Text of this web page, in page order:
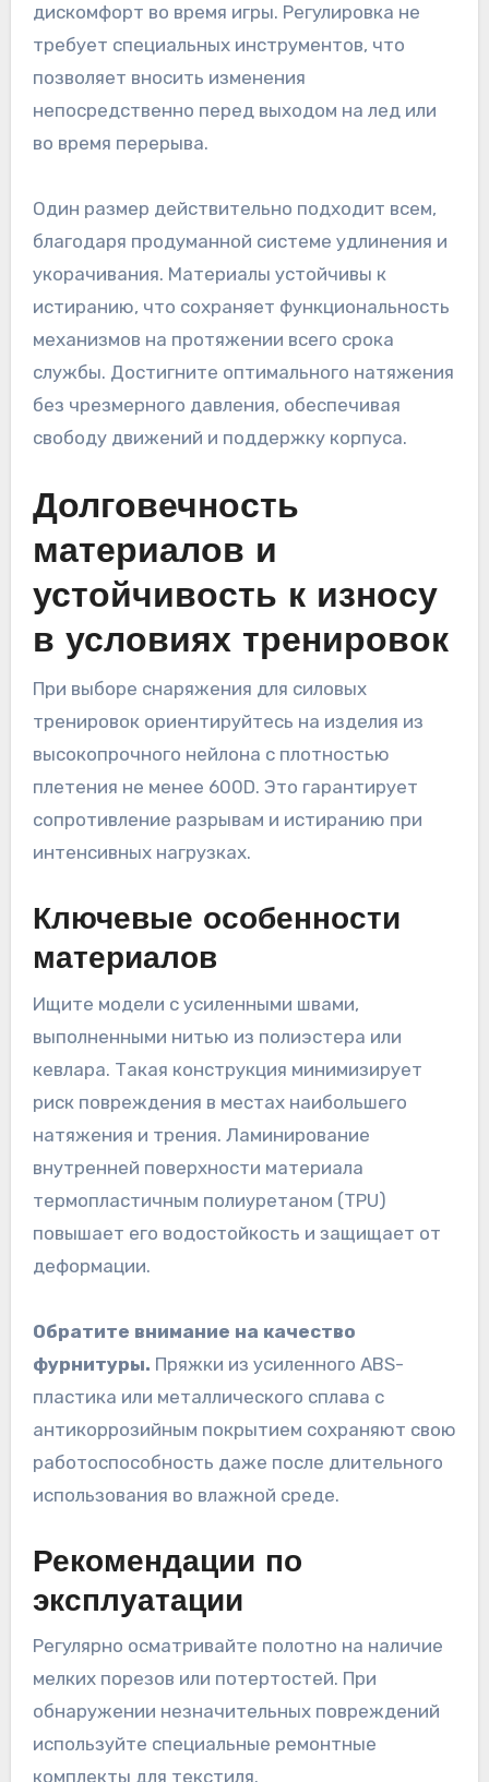
дискомфорт во время игры. Регулировка не
требует специальных инструментов, что
позволяет вносить изменения
непосредственно перед выходом на лед или
во время перерыва.
Один размер действительно подходит всем,
благодаря продуманной системе удлинения и
укорачивания. Материалы устойчивы к
истиранию, что сохраняет функциональность
механизмов на протяжении всего срока
службы. Достигните оптимального натяжения
без чрезмерного давления, обеспечивая
свободу движений и поддержку корпуса.
Долговечность
материалов и
устойчивость к износу
в условиях тренировок
При выборе снаряжения для силовых
тренировок ориентируйтесь на изделия из
высокопрочного нейлона с плотностью
плетения не менее 600D. Это гарантирует
сопротивление разрывам и истиранию при
интенсивных нагрузках.
Ключевые особенности
материалов
Ищите модели с усиленными швами,
выполненными нитью из полиэстера или
кевлара. Такая конструкция минимизирует
риск повреждения в местах наибольшего
натяжения и трения. Ламинирование
внутренней поверхности материала
термопластичным полиуретаном (TPU)
повышает его водостойкость и защищает от
деформации.
Обратите внимание на качество
фурнитуры. Пряжки из усиленного ABS-
пластика или металлического сплава с
антикоррозийным покрытием сохраняют свою
работоспособность даже после длительного
использования во влажной среде.
Рекомендации по
эксплуатации
Регулярно осматривайте полотно на наличие
мелких порезов или потертостей. При
обнаружении незначительных повреждений
используйте специальные ремонтные
комплекты для текстиля.